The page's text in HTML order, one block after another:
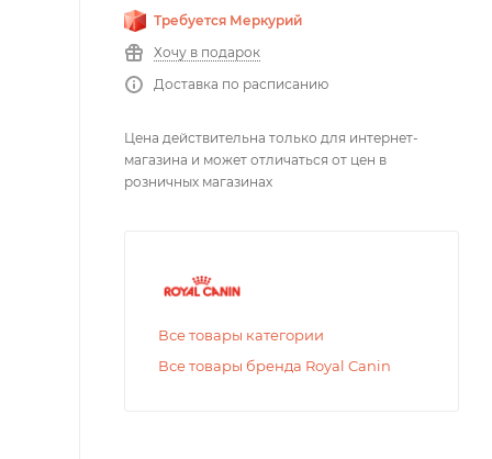
Требуется Меркурий
Хочу в подарок
Доставка по расписанию
Цена действительна только для интернет-
магазина и может отличаться от цен в
розничных магазинах
Все товары категории
Все товары бренда Royal Canin